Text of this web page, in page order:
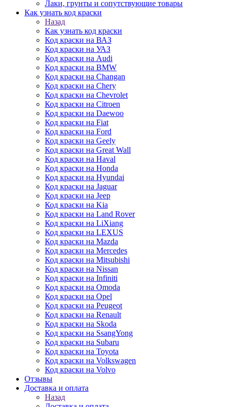
Лаки, грунты и сопутствующие товары
Как узнать код краски
Назад
Как узнать код краски
Код краски на ВАЗ
Код краски на УАЗ
Код краски на Audi
Код краски на BMW
Код краски на Changan
Код краски на Chery
Код краски на Chevrolet
Код краски на Citroen
Код краски на Daewoo
Код краски на Fiat
Код краски на Ford
Код краски на Geely
Код краски на Great Wall
Код краски на Haval
Код краски на Honda
Код краски на Hyundai
Код краски на Jaguar
Код краски на Jeep
Код краски на Kia
Код краски на Land Rover
Код краски на LiXiang
Код краски на LEXUS
Код краски на Mazda
Код краски на Mercedes
Код краски на Mitsubishi
Код краски на Nissan
Код краски на Infiniti
Код краски на Omoda
Код краски на Opel
Код краски на Peugeot
Код краски на Renault
Код краски на Skoda
Код краски на SsangYong
Код краски на Subaru
Код краски на Toyota
Код краски на Volkswagen
Код краски на Volvo
Отзывы
Доставка и оплата
Назад